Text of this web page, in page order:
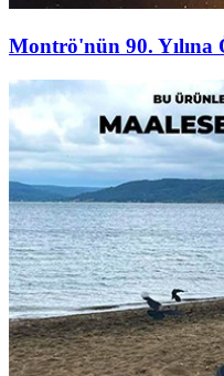
Montrö'nün 90. Yılına